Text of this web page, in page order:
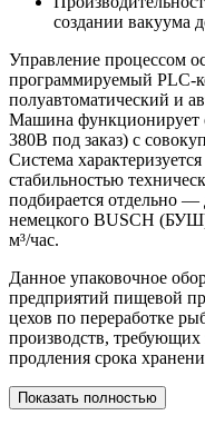
создании вакуума
Управление процессом
программируемый PLC-
полуавтоматический и
Машина функционирует
380В под заказ) с
Система
стабильностью
подбирается отдельно
немецкого BUSCH
м³/час.
Данное упаковочное
предприятий пищевой
цехов по переработке
производств,
продления срока
Показать полностью